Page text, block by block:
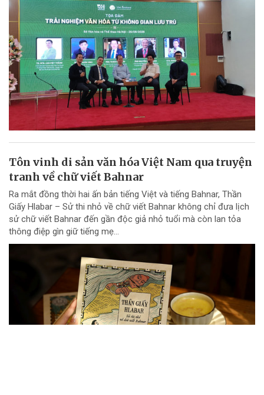
Tôn vinh di sản văn hóa Việt Nam qua truyện
tranh về chữ viết Bahnar
Ra mắt đồng thời hai ấn bản tiếng Việt và tiếng Bahnar, Thần
Giấy Hlabar – Sử thi nhỏ về chữ viết Bahnar không chỉ đưa lịch
sử chữ viết Bahnar đến gần độc giả nhỏ tuổi mà còn lan tỏa
thông điệp gìn giữ tiếng mẹ...